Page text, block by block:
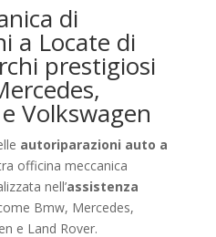
di
a Locate di
prestigiosi
Volkswagen
autoriparazioni auto a
officina meccanica
nell’assistenza
Bmw, Mercedes,
e Land Rover.